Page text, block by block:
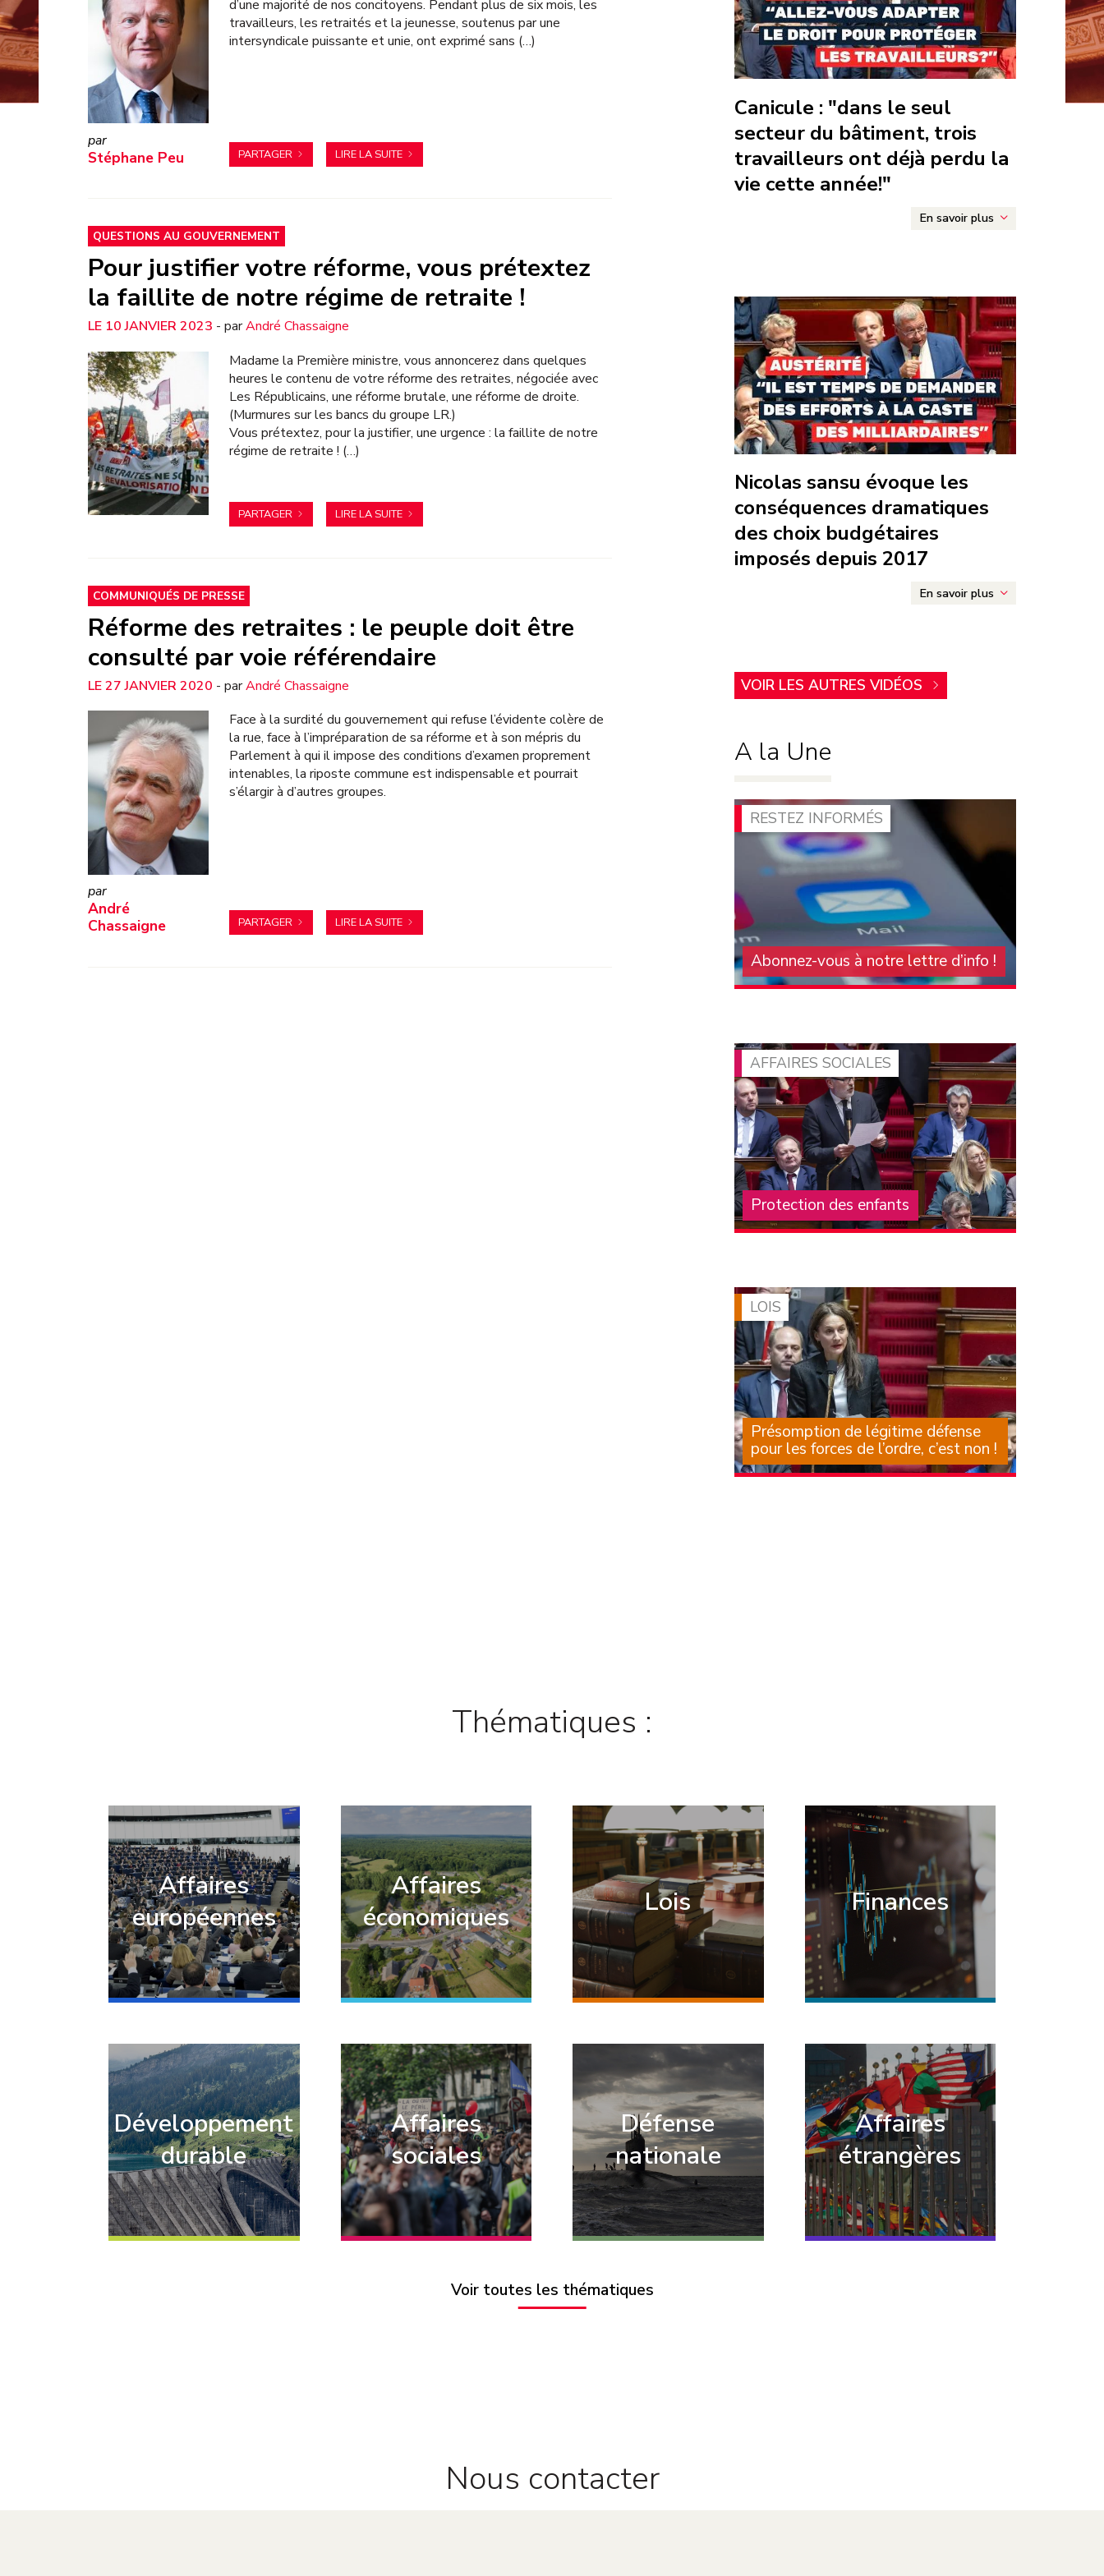
Développement
durable
Finances
Lois
Motions de
censure
parlementaires
Stéphane Peu
d’une majorité de nos concitoyens. Pendant plus de six mois, les
travailleurs, les retraités et la jeunesse, soutenus par une
intersyndicale puissante et unie, ont exprimé sans (…)
PARTAGER LIRE LA SUITE
QUESTIONS AU GOUVERNEMENT
Pour justifier votre réforme, vous prétextez
la faillite de notre régime de retraite !
10 JANVIER 2023 - parAndré Chassaigne
Madame la Première ministre, vous annoncerez dans quelques
heures le contenu de votre réforme des retraites, négociée avec
Les Républicains, une réforme brutale, une réforme de droite.
(Murmures sur les bancs du groupe LR.)
Vous prétextez, pour la justifier, une urgence : la faillite de notre
régime de retraite ! (…)
PARTAGER LIRE LA SUITE
COMMUNIQUÉS DE PRESSE
Réforme des retraites : le peuple doit être
consulté par voie référendaire
27 JANVIER 2020 - parAndré Chassaigne
André
Chassaigne
Face à la surdité du gouvernement qui refuse l’évidente colère de
la rue, face à l’impréparation de sa réforme et à son mépris du
Parlement à qui il impose des conditions d’examen proprement
intenables, la riposte commune est indispensable et pourrait
s’élargir à d’autres groupes.
PARTAGER LIRE LA SUITE
canicule : "dans le seul
secteur du bâtiment, trois
travailleurs ont déjà perdu la
vie cette année!"
En savoir plus
nicolas sansu évoque les
conséquences dramatiques
des choix budgétaires
imposés depuis 2017
En savoir plus
VOIR LES AUTRES VIDÉOS
A la Une
RESTEZ INFORMÉS
Abonnez-vous à notre lettre d’info !
Pour vous tenir au courant de l'actualité du
connaître et la diffuser !
AFFAIRES SOCIALES
Protection des enfants
La crise structurelle de la protection de
documentée depuis de (…)
LOIS
Présomption de légitime défense
pour les forces de l’ordre, c’est non !
Il est des textes dont on sait, au moment
Thématiques :
Affaires
européennes
Affaires
économiques
Lois Finances
Développement
durable
Affaires
sociales
Défense
nationale
Affaires
étrangères
Voir toutes les thématiques
Nous contacter